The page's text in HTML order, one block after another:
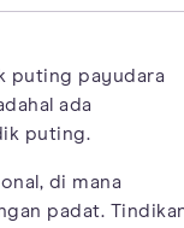
puting payudara
ada
puting.
di mana
padat.